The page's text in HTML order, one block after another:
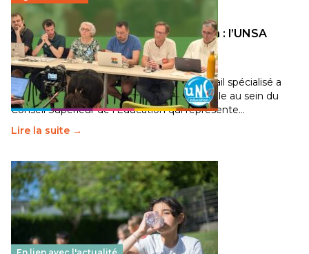
Transition écologique de l’éducation : l’UNSA
Éducation fait bouger les lignes
30 juin 2026-National
Pendant plusieurs mois, un groupe de travail spécialisé a
travaillé sur la transition écologique de l’Ecole au sein du
Conseil Supérieur de l’Éducation qui représente…
Lire la suite →